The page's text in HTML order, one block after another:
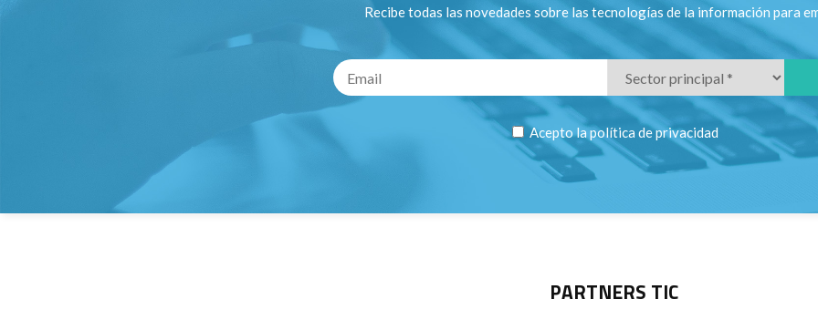
Recibe todas las novedades sobre las tecnologías de la información para
Acepto lapolítica de privacidad
PARTNERS TIC